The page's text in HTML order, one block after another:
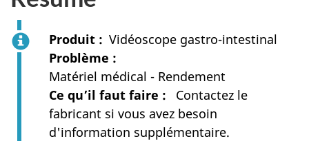
Produit
Vidéoscope gastro-intestinal
Problème
Matériel médical - Rendement
Ce qu’il faut faire
Contactez le
fabricant si vous avez besoin
d'information supplémentaire.